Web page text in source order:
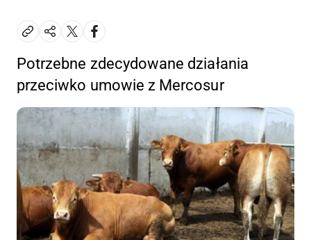
Potrzebne zdecydowane działania
przeciwko umowie z Mercosur